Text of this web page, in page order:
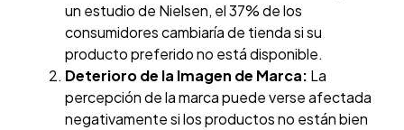
un estudio de Nielsen, el 37% de los
consumidores cambiaría de tienda si su
producto preferido no está disponible.
Deterioro de la Imagen de Marca: La
percepción de la marca puede verse afectada
negativamente si los productos no están bien